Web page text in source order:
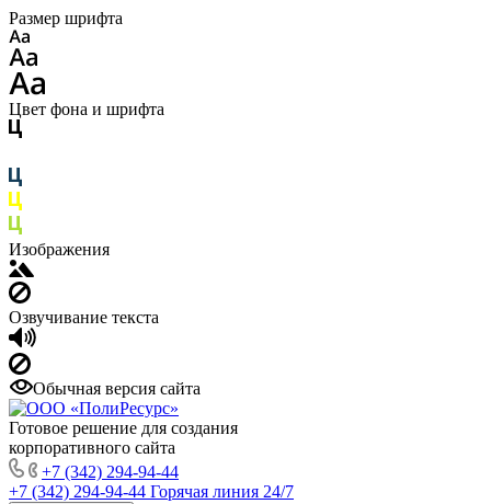
Размер шрифта
Цвет фона и шрифта
Изображения
Озвучивание текста
Обычная версия сайта
Готовое решение для создания
корпоративного сайта
+7 (342) 294-94-44
+7 (342) 294-94-44 Горячая линия 24/7